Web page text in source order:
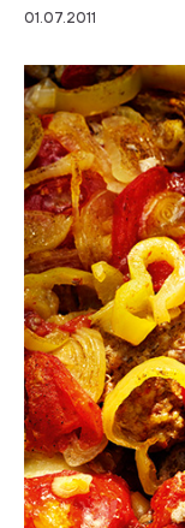
01.07.2011